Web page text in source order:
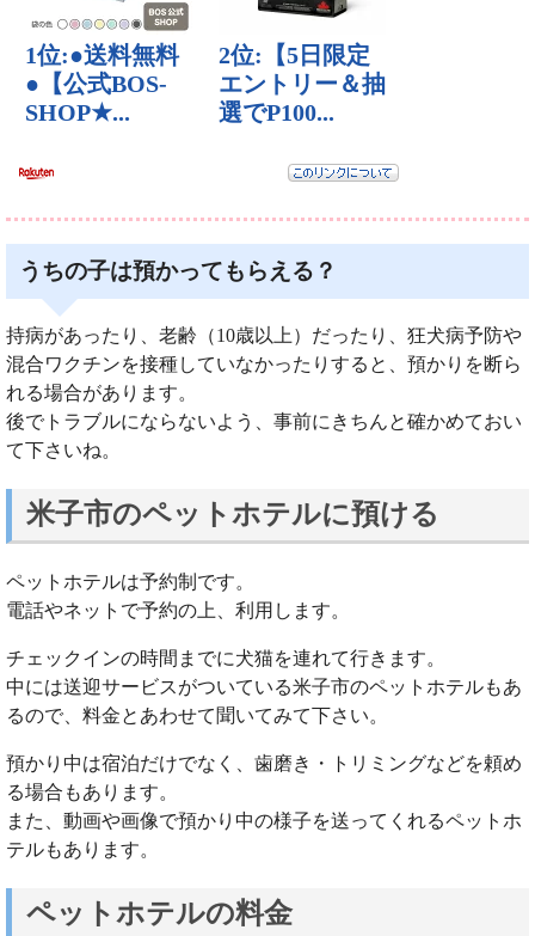
うちの子は預かってもらえる？
持病があったり、老齢（10歳以上）だったり、狂犬病予防や
混合ワクチンを接種していなかったりすると、預かりを断ら
れる場合があります。
後でトラブルにならないよう、事前にきちんと確かめておい
て下さいね。
米子市のペットホテルに預ける
ペットホテルは予約制です。
電話やネットで予約の上、利用します。
チェックインの時間までに犬猫を連れて行きます。
中には送迎サービスがついている米子市のペットホテルもあ
るので、料金とあわせて聞いてみて下さい。
預かり中は宿泊だけでなく、歯磨き・トリミングなどを頼め
る場合もあります。
また、動画や画像で預かり中の様子を送ってくれるペットホ
テルもあります。
ペットホテルの料金